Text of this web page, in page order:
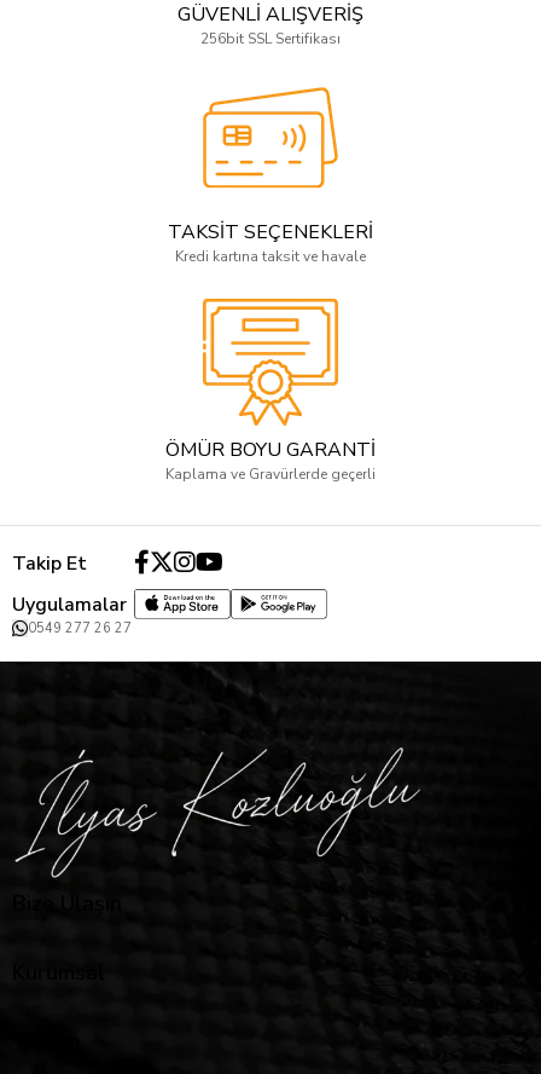
GÜVENLİ ALIŞVERİŞ
256bit SSL Sertifikası
TAKSİT SEÇENEKLERİ
Kredi kartına taksit ve havale
ÖMÜR BOYU GARANTİ
Kaplama ve Gravürlerde geçerli
Takip Et
Uygulamalar
0549 277 26 27